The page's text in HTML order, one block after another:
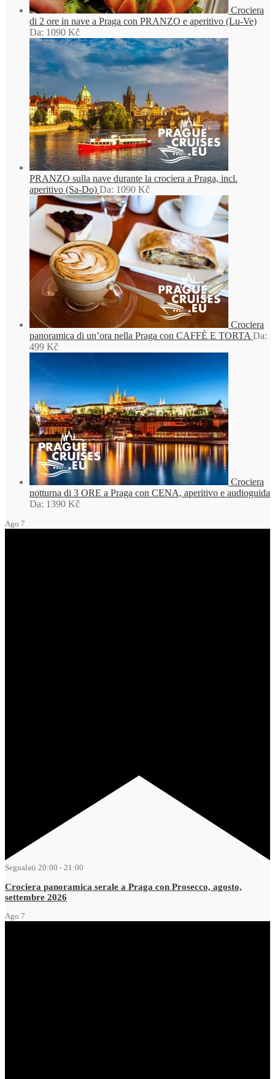
Crociera
di 2 ore in nave a Praga con PRANZO e aperitivo (Lu-Ve)
Da: 1090 Kč
PRANZO sulla nave durante la crociera a Praga, incl.
aperitivo (Sa-Do) Da: 1090 Kč
Crociera
panoramica di un’ora nella Praga con CAFFÈ E TORTA Da:
499 Kč
Crociera
notturna di 3 ORE a Praga con CENA, aperitivo e audioguida
Da: 1390 Kč
Ago 7
Segnalati 20:00 - 21:00
Crociera panoramica serale a Praga con Prosecco, agosto,
settembre 2026
Ago 7